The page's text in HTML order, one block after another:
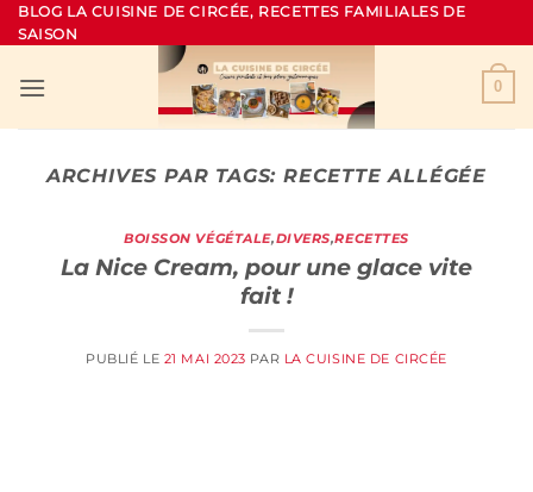
Passer
au
BLOG LA CUISINE DE CIRCÉE, RECETTES FAMILIALES DE
SAISON
0
ARCHIVES PAR TAGS:RECETTE ALLÉGÉE
BOISSON VÉGÉTALE,DIVERS,RECETTES
La Nice Cream, pour une glace vite
fait !
PUBLIÉ LE 21 MAI 2023 PAR LA CUISINE DE CIRCÉE